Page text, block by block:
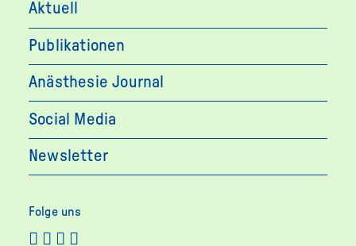
Aktuell
Publikationen
Anästhesie Journal
Social Media
Newsletter
Folge uns